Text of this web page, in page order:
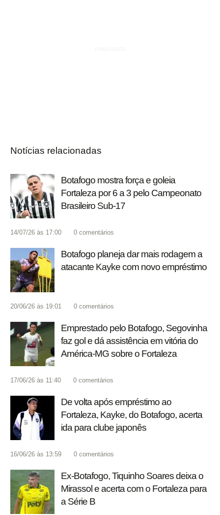
Notícias relacionadas
Botafogo mostra força e goleia
Fortaleza por 6 a 3 pelo Campeonato
Brasileiro Sub-17
14/07/26 às 17:00 0 comentários
Botafogo planeja dar mais rodagem a
atacante Kayke com novo empréstimo
20/06/26 às 19:01 0 comentários
Emprestado pelo Botafogo, Segovinha
faz gol e dá assistência em vitória do
América-MG sobre o Fortaleza
17/06/26 às 11:40 0 comentários
De volta após empréstimo ao
Fortaleza, Kayke, do Botafogo, acerta
ida para clube japonês
16/06/26 às 13:59 0 comentários
Ex-Botafogo, Tiquinho Soares deixa o
Mirassol e acerta com o Fortaleza para
a Série B